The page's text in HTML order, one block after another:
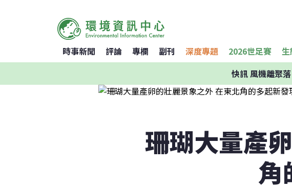
時事新聞 評論 專欄 副刊 深度專題 2026世足賽 生
快訊風機離聚
珊瑚大量產
角